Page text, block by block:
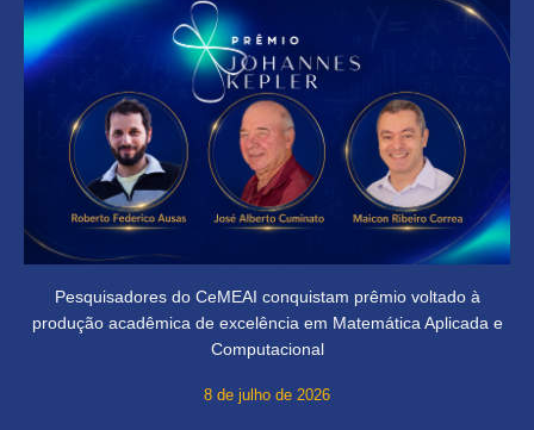
Pesquisadores do CeMEAI conquistam prêmio voltado à
produção acadêmica de excelência em Matemática Aplicada e
Computacional
8 de julho de 2026